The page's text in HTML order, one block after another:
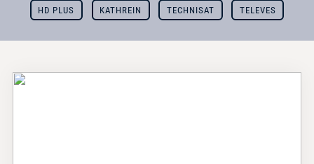
HD PLUS KATHREIN TECHNISAT TELEVES